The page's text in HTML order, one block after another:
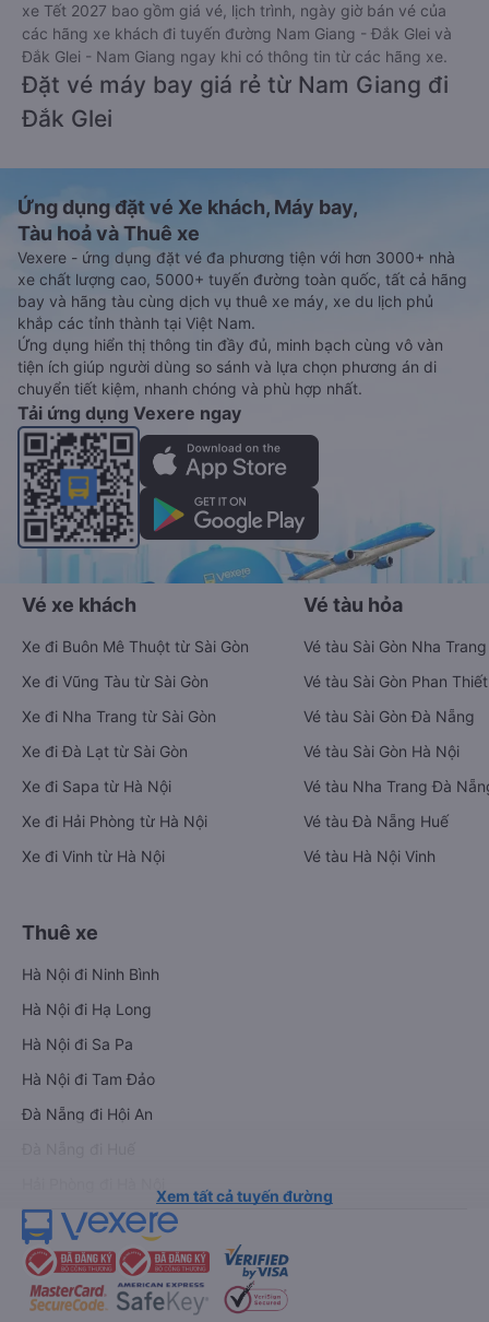
xe Tết 2027 bao gồm giá vé, lịch trình, ngày giờ bán vé của
các hãng xe khách đi tuyến đường Nam Giang - Đắk Glei và
Đắk Glei - Nam Giang ngay khi có thông tin từ các hãng xe.
Đặt vé máy bay giá rẻ từ Nam Giang đi
Đắk Glei
Ứng dụng đặt vé Xe khách, Máy bay,
Tàu hoả và Thuê xe
Vexere - ứng dụng đặt vé đa phương tiện với hơn 3000+ nhà
xe chất lượng cao, 5000+ tuyến đường toàn quốc, tất cả hãng
bay và hãng tàu cùng dịch vụ thuê xe máy, xe du lịch phủ
khắp các tỉnh thành tại Việt Nam.
Ứng dụng hiển thị thông tin đầy đủ, minh bạch cùng vô vàn
tiện ích giúp người dùng so sánh và lựa chọn phương án di
chuyển tiết kiệm, nhanh chóng và phù hợp nhất.
Tải ứng dụng Vexere ngay
Vé xe khách
Xe đi Buôn Mê Thuột từ Sài Gòn
Xe đi Vũng Tàu từ Sài Gòn
Xe đi Nha Trang từ Sài Gòn
Xe đi Đà Lạt từ Sài Gòn
Xe đi Sapa từ Hà Nội
Xe đi Hải Phòng từ Hà Nội
Xe đi Vinh từ Hà Nội
Vé tàu hỏa
Vé tàu Sài Gòn Nha Trang
Vé tàu Sài Gòn Phan Thiết
Vé tàu Sài Gòn Đà Nẵng
Vé tàu Sài Gòn Hà Nội
Vé tàu Nha Trang Đà
Vé tàu Đà Nẵng Huế
Vé tàu Hà Nội Vinh
Thuê xe
Hà Nội đi Ninh Bình
Hà Nội đi Hạ Long
Hà Nội đi Sa Pa
Hà Nội đi Tam Đảo
Đà Nẵng đi Hội An
Xem tất cả tuyến đường